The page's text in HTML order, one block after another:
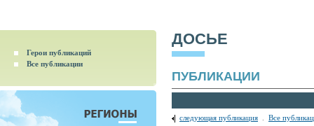
Герои публикаций
Все публикации
ДОСЬЕ
ПУБЛИКАЦИИ
следующая публикация Все